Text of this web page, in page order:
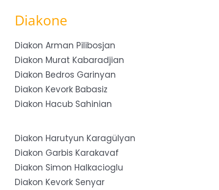
Diakone
Diakon Arman Pilibosjan
Diakon Murat Kabaradjian
Diakon Bedros Garinyan
Diakon Kevork Babasiz
Diakon Hacub Sahinian
Diakon Harutyun Karagülyan
Diakon Garbis Karakavaf
Diakon Simon Halkacioglu
Diakon Kevork Senyar